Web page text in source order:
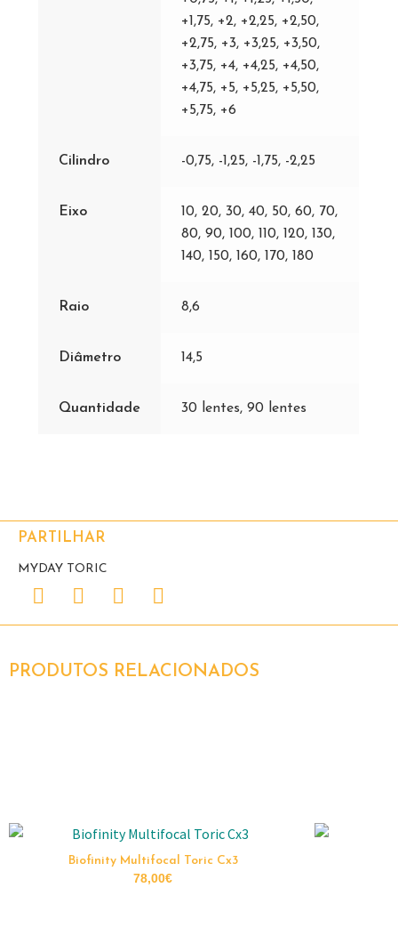
+1,75, +2, +2,25, +2,50,
+2,75, +3, +3,25, +3,50,
+3,75, +4, +4,25, +4,50,
+4,75, +5, +5,25, +5,50,
+5,75, +6
Cilindro -0,75, -1,25, -1,75, -2,25
Eixo
10, 20, 30, 40, 50, 60, 70,
80, 90, 100, 110, 120, 130,
140, 150, 160, 170, 180
Raio 8,6
Diâmetro 14,5
Quantidade 30 lentes, 90 lentes
PARTILHAR
MYDAY TORIC
PRODUTOS RELACIONADOS
Biofinity Multifocal Toric Cx3
78,00€